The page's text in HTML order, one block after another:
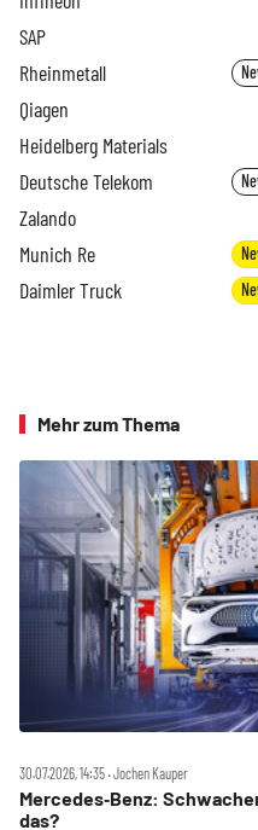
SAP
Rheinmetall
Qiagen
Heidelberg Materials
Deutsche Telekom
Zalando
Munich Re
Daimler Truck
Mehr zum Thema
30.07.2026, 14:35 ‧ Jochen Kauper
Mercedes‑Benz:
das?